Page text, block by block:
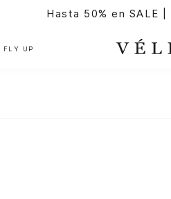
Hasta 50% en SALE |
FLY UP